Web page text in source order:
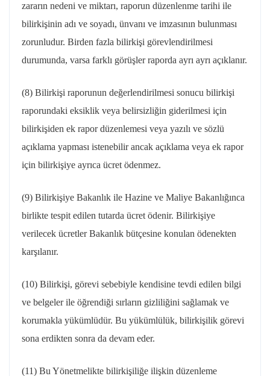
zararın nedeni ve miktarı, raporun düzenlenme tarihi ile
bilirkişinin adı ve soyadı, ünvanı ve imzasının bulunması
zorunludur. Birden fazla bilirkişi görevlendirilmesi
durumunda, varsa farklı görüşler raporda ayrı ayrı açıklanır.
(8) Bilirkişi raporunun değerlendirilmesi sonucu bilirkişi
raporundaki eksiklik veya belirsizliğin giderilmesi için
bilirkişiden ek rapor düzenlemesi veya yazılı ve sözlü
açıklama yapması istenebilir ancak açıklama veya ek rapor
için bilirkişiye ayrıca ücret ödenmez.
(9) Bilirkişiye Bakanlık ile Hazine ve Maliye Bakanlığınca
birlikte tespit edilen tutarda ücret ödenir. Bilirkişiye
verilecek ücretler Bakanlık bütçesine konulan ödenekten
karşılanır.
(10) Bilirkişi, görevi sebebiyle kendisine tevdi edilen bilgi
ve belgeler ile öğrendiği sırların gizliliğini sağlamak ve
korumakla yükümlüdür. Bu yükümlülük, bilirkişilik görevi
sona erdikten sonra da devam eder.
(11) Bu Yönetmelikte bilirkişiliğe ilişkin düzenleme